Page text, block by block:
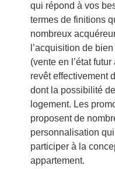
qui répond à vos
termes de finitions
nombreux
l’acquisition de
(vente en l’état
revêt effectivement
dont la possibilité
logement. Les
proposent de
personnalisation
participer à la
appartement.